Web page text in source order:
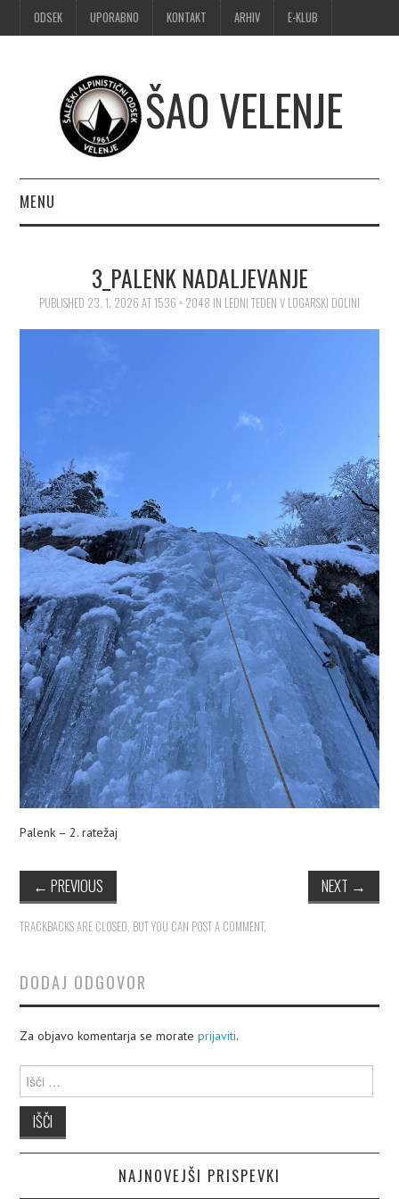
ODSEK UPORABNO KONTAKT ARHIV E-KLUB
ŠAO VELENJE
MENU
OBVESTILA
ALPINIZEM
3_PALENK NADALJEVANJE
PUBLISHED 23. 1. 2026 AT1536 × 2048 IN LEDNI TEDEN V LOGARSKI DOLINI
Palenk – 2. ratežaj
← PREVIOUS NEXT →
TRACKBACKS ARE CLOSED, BUT YOU CAN POST A COMMENT.
DODAJ ODGOVOR
Za objavo komentarja se morateprijaviti.
Išči:
NAJNOVEJŠI PRISPEVKI